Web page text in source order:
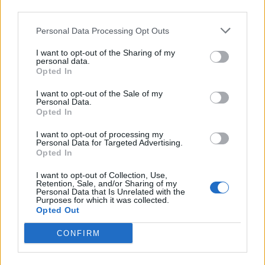
Personal Data Processing Opt Outs
I want to opt-out of the Sharing of my
personal data.
Opted In
I want to opt-out of the Sale of my
Personal Data.
Opted In
I want to opt-out of processing my
Personal Data for Targeted Advertising.
Opted In
I want to opt-out of Collection, Use,
Retention, Sale, and/or Sharing of my
Personal Data that Is Unrelated with the
Purposes for which it was collected.
Opted Out
CONFIRM
Inutilizzato 31 - 100
Scarica riepilogo
stagionale
Scarica
Giornata Voto FVEntrato Uscito
ATL-ELC
2 ALA-ATL
3 ATL-VIL